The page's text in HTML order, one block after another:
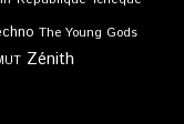
The Young Gods
Zénith